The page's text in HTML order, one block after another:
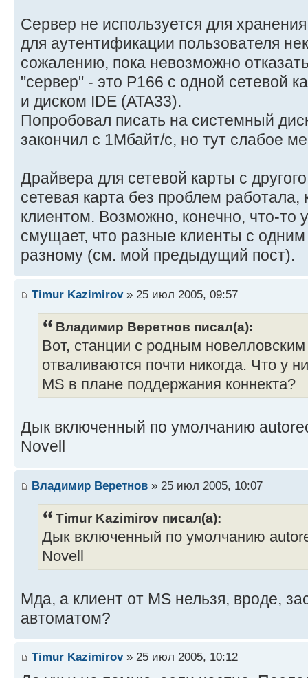
Сервер не используется для
для аутентификации пользователя
сожалению, пока невозможно
"сервер" - это P166 с одной сетевой
и диском IDE (ATA33).
Попробовал писать на системный
закончил с 1Мбайт/с, но тут слабое
Драйвера для сетевой карты с
сетевая карта без проблем
клиентом. Возможно, конечно, что-то
смущает, что разные клиенты с
разному (см. мой предыдущий пост).
Timur Kazimirov» 25 июл 2005, 09:57
Владимир Веретнов писал(а):
Вот, станции с родным
отваливаются почти никогда. Что у
MS в плане поддержания коннекта?
Дык включенный по умолчанию
Novell
Владимир Веретнов » 25 июл 2005, 10:07
Timur Kazimirov писал(а):
Дык включенный по умолчанию
Novell
Мда, а клиент от MS нельзя, вроде,
автоматом?
Timur Kazimirov» 25 июл 2005, 10:12